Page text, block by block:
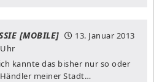
[MOBILE]
13. Januar 2013
kannte das bisher nur so oder
meiner Stadt…